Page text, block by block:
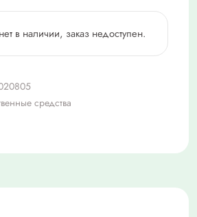
в наличии, заказ недоступен.
средства